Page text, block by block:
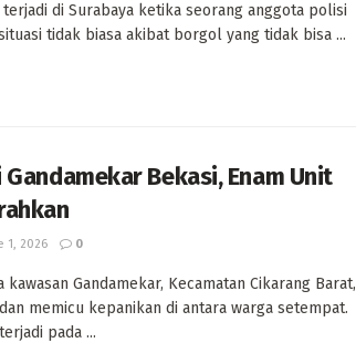
di Surabaya ketika seorang anggota polisi
tidak biasa akibat borgol yang tidak bisa ...
Bekasi, Enam Unit
1, 2026 0
Gandamekar, Kecamatan Cikarang Barat,
memicu kepanikan di antara warga setempat.
pada ...